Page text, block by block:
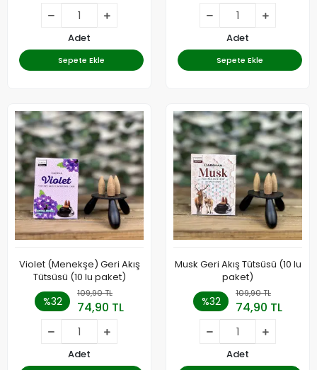
Adet
Sepete Ekle
Adet
Sepete Ekle
Violet (Menekşe) Geri Akış
Tütsüsü (10 lu paket)
%32
109,90 TL
74,90 TL
Adet
Musk Geri Akış Tütsüsü (10 lu
paket)
%32
109,90 TL
74,90 TL
Adet